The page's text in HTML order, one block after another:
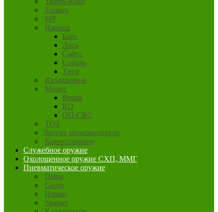
Zastava
MP
Ижмаш
Барс
Лось
Сайга
Соболь
Тигр
Калашников
Молот
Вепрь
КО
ОП-СКС
ТОЗ
Другие производители
Комиссионное
Служебное оружие
Охолощенное оружие СХП, ММГ
Пневматическое оружие
Diana
Gamo
Hatsan
Stoeger